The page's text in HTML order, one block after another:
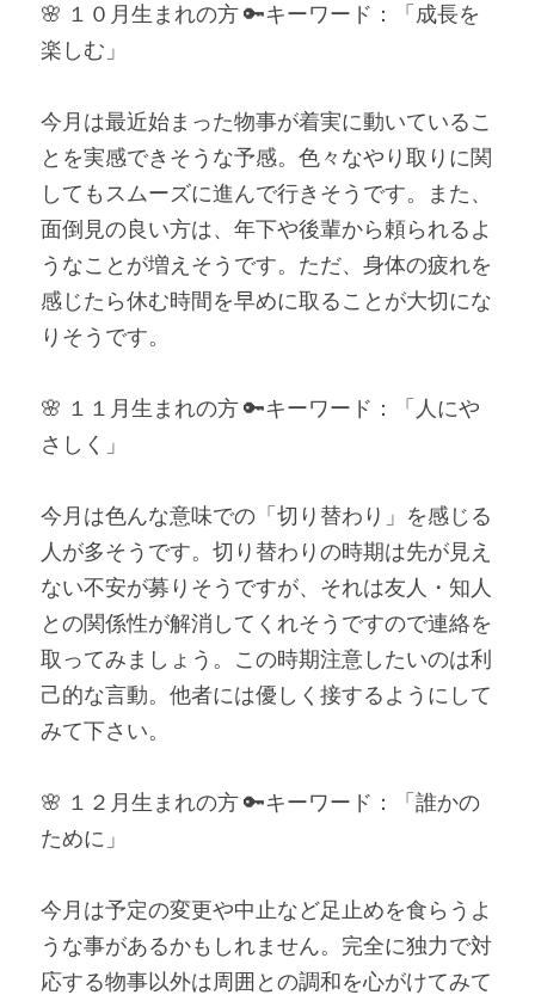
🌸 １０月生まれの方 🔑キーワード：「成長を
楽しむ」
今月は最近始まった物事が着実に動いているこ
とを実感できそうな予感。色々なやり取りに関
してもスムーズに進んで行きそうです。また、
面倒見の良い方は、年下や後輩から頼られるよ
うなことが増えそうです。ただ、身体の疲れを
感じたら休む時間を早めに取ることが大切にな
りそうです。
🌸 １１月生まれの方 🔑キーワード：「人にや
さしく」
今月は色んな意味での「切り替わり」を感じる
人が多そうです。切り替わりの時期は先が見え
ない不安が募りそうですが、それは友人・知人
との関係性が解消してくれそうですので連絡を
取ってみましょう。この時期注意したいのは利
己的な言動。他者には優しく接するようにして
みて下さい。
🌸 １２月生まれの方 🔑キーワード：「誰かの
ために」
今月は予定の変更や中止など足止めを食らうよ
うな事があるかもしれません。完全に独力で対
応する物事以外は周囲との調和を心がけてみて